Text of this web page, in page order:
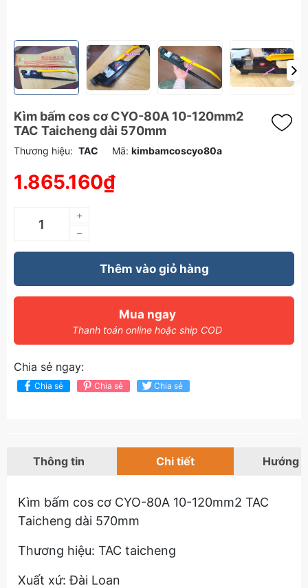
Kìm bấm cos cơ CYO-80A 10-120mm2
TAC Taicheng dài 570mm
Thương hiệu: TAC Mã: kimbamcoscyo80a
1.865.160₫
–
+
Thêm vào giỏ hàng
Mua ngay
Thanh toán online hoặc ship COD
Chia sẻ ngay:
Chia sẻ Chia sẻ Chia sẻ
Thông tin Chi tiết Hướng
Kìm bấm cos cơ CYO-80A 10-120mm2 TAC
Taicheng dài 570mm
Thương hiệu: TAC taicheng
Xuất xứ: Đài Loan